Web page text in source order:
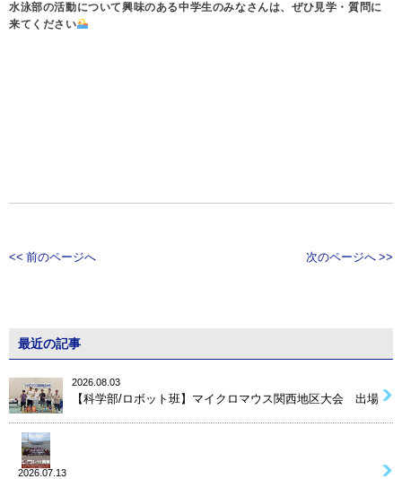
水泳部の活動について興味のある中学生のみなさんは、ぜひ見学・質問に
来てください
<< 前のページへ 次のページへ >>
最近の記事
2026.08.03
【科学部/ロボット班】マイクロマウス関西地区大会 出場
2026.07.13